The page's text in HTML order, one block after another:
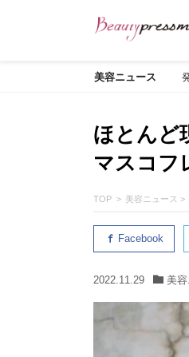
美容ニュース
ほとんど
マスコフ
TOP 美容ニュース
Facebook
2022.11.29 美